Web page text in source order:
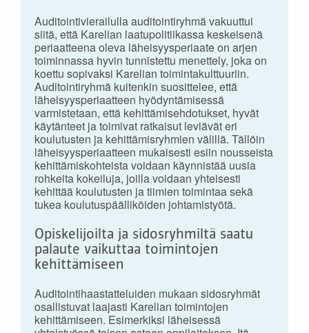
Auditointivierailulla auditointiryhmä vakuuttui
siitä, että Karelian laatupolitiikassa keskeisenä
periaatteena oleva läheisyysperiaate on arjen
toiminnassa hyvin tunnistettu menettely, joka on
koettu sopivaksi Karelian toimintakulttuuriin.
Auditointiryhmä kuitenkin suosittelee, että
läheisyysperiaatteen hyödyntämisessä
varmistetaan, että kehittämisehdotukset, hyvät
käytänteet ja toimivat ratkaisut leviävät eri
koulutusten ja kehittämisryhmien välillä. Tällöin
läheisyysperiaatteen mukaisesti esiin nousseista
kehittämiskohteista voidaan käynnistää uusia
rohkeita kokeiluja, joilla voidaan yhteisesti
kehittää koulutusten ja tiimien toimintaa sekä
tukea koulutuspäälliköiden johtamistyötä.
Opiskelijoilta ja sidosryhmiltä saatu
palaute vaikuttaa toimintojen
kehittämiseen
Auditointihaastatteluiden mukaan sidosryhmät
osallistuvat laajasti Karelian toimintojen
kehittämiseen. Esimerkiksi läheisessä